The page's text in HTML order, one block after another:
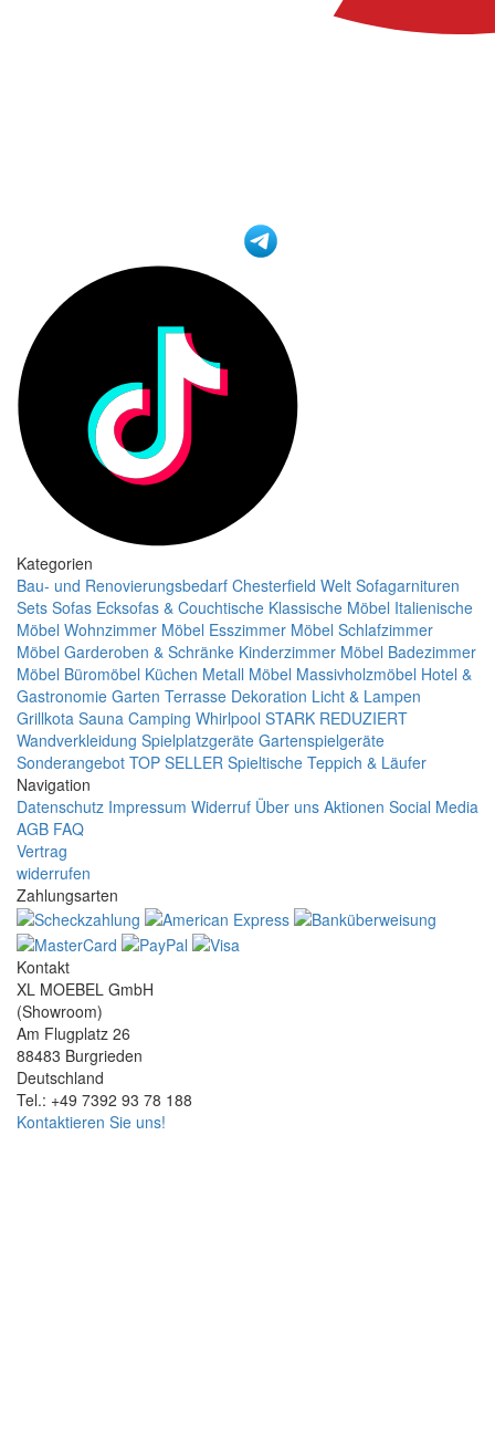
Kategorien
Bau- und Renovierungsbedarf Chesterfield Welt Sofagarnituren
Sets Sofas Ecksofas & Couchtische Klassische Möbel Italienische
Möbel Wohnzimmer Möbel Esszimmer Möbel Schlafzimmer
Möbel Garderoben & Schränke Kinderzimmer Möbel Badezimmer
Möbel Büromöbel Küchen Metall Möbel Massivholzmöbel Hotel &
Gastronomie Garten Terrasse Dekoration Licht & Lampen
Grillkota Sauna Camping Whirlpool STARK REDUZIERT
Wandverkleidung Spielplatzgeräte Gartenspielgeräte
Sonderangebot TOP SELLER Spieltische Teppich & Läufer
Navigation
Datenschutz Impressum Widerruf Über uns Aktionen Social Media
AGB FAQ
Vertrag
widerrufen
Zahlungsarten
Kontakt
XL MOEBEL GmbH
(Showroom)
Am Flugplatz 26
88483 Burgrieden
Deutschland
Tel.: +49 7392 93 78 188
Kontaktieren Sie uns!